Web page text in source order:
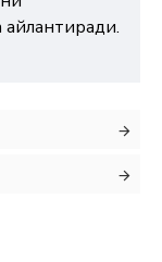
айлантиради.